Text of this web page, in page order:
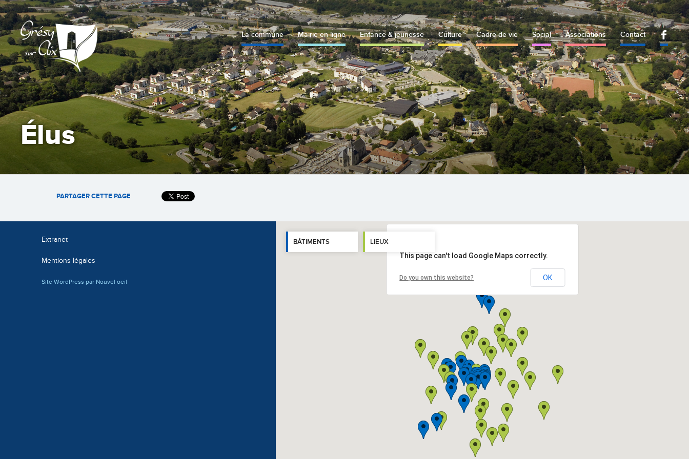
La commune Mairie en ligne Enfance & jeunesse Culture Cadre de vie Social Associations Contact
Élus
PARTAGER CETTE PAGE
Extranet
Mentions légales
Site WordPress par Nouvel oeil
BÂTIMENTS
LIEUX
This page can't load Google Maps correctly.
Do you own this website? OK